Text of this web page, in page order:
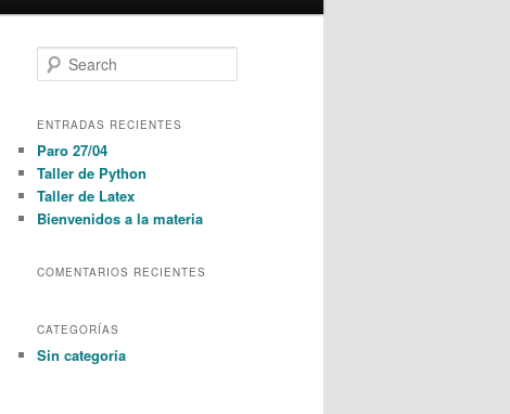
e
r
h
ENTRADAS RECIENTES
Paro 27/04
Taller de Python
Taller de Latex
Bienvenidos a la materia
COMENTARIOS RECIENTES
CATEGORÍAS
Sin categoría